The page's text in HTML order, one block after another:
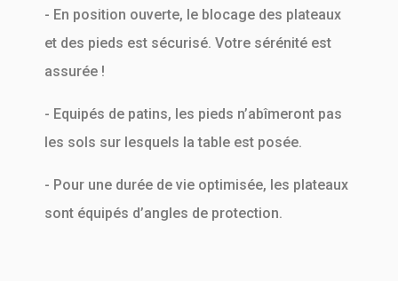
- En position ouverte, le blocage des plateaux
et des pieds est sécurisé. Votre sérénité est
assurée !
- Equipés de patins, les pieds n’abîmeront pas
les sols sur lesquels la table est posée.
- Pour une durée de vie optimisée, les plateaux
sont équipés d’angles de protection.